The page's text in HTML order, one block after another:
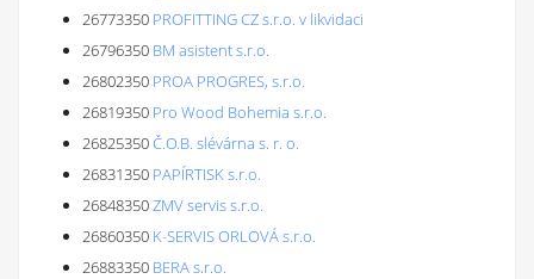
26773350 PROFITTING CZ s.r.o. v likvidaci
26796350 BM asistent s.r.o.
26802350 PROA PROGRES, s.r.o.
26819350 Pro Wood Bohemia s.r.o.
26825350Č.O.B. slévárna s. r. o.
26831350 PAPÍRTISK s.r.o.
26848350ZMV servis s.r.o.
26860350 K-SERVIS ORLOVÁ s.r.o.
26883350 BERA s.r.o.